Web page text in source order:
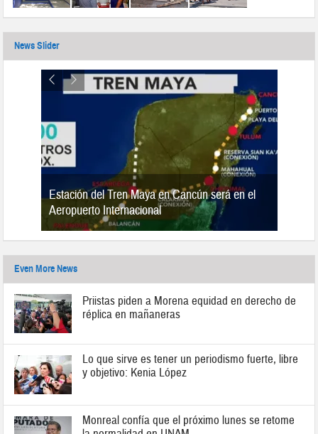
News Slider
Estación del Tren Maya en Cancún será en el
Aeropuerto Internacional
Even More News
Priistas piden a Morena equidad en derecho de
réplica en mañaneras
Lo que sirve es tener un periodismo fuerte, libre
y objetivo: Kenia López
Monreal confía que el próximo lunes se retome